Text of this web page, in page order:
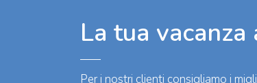
La tua
Per i nostri clienti consigliamo i